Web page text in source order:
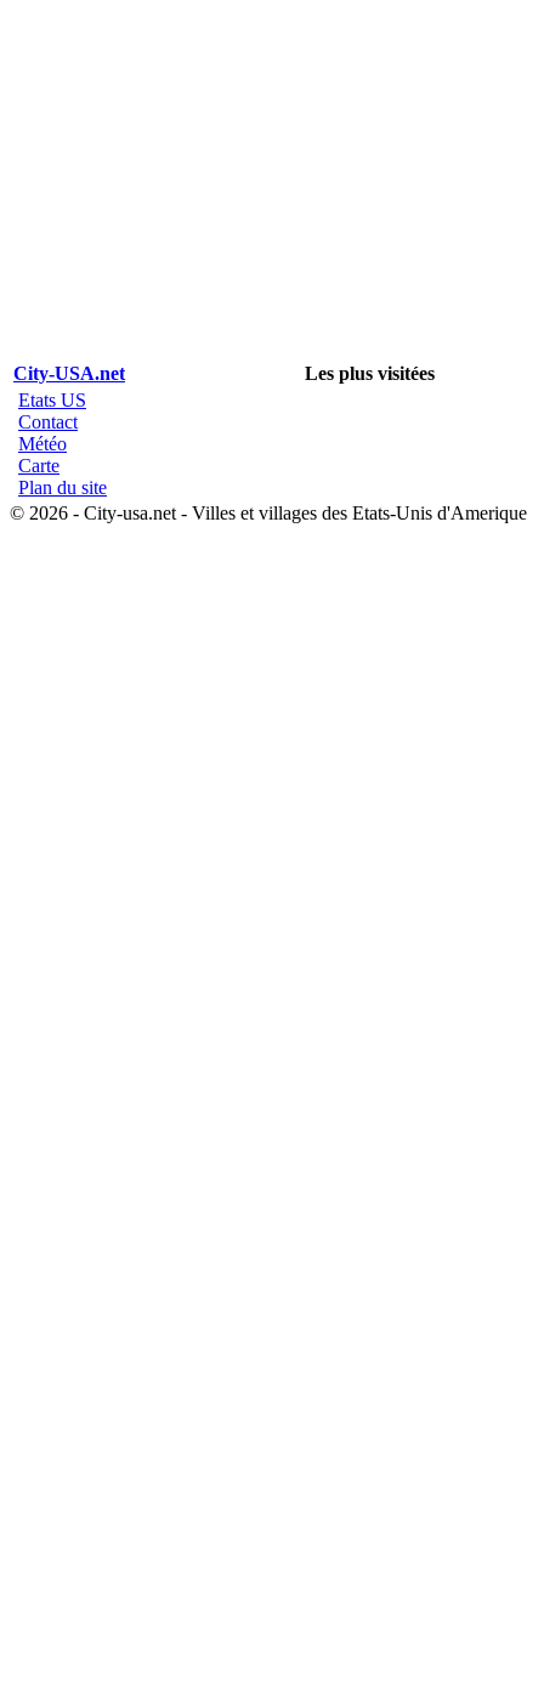
City-USA.net
Les plus visitées
Etats US
Contact
Météo
Carte
Plan du site
© 2026 - City-usa.net - Villes et villages des Etats-Unis d'Amerique